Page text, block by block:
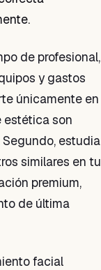
de profesional,
y gastos
únicamente en
estética son
estudia
similares en tu
premium,
de última
facial